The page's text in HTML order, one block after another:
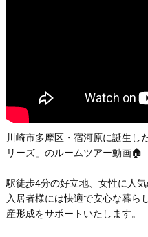
川崎市多摩区・宿河原に誕生し
リーズ」のルームツアー動画🏠
駅徒歩4分の好立地、女性に人気
入居者様には快適で安心な暮ら
産形成をサポートいたします。